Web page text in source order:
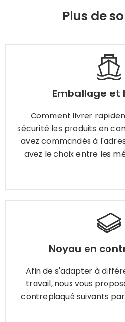
Plus de
Emballage et
Comment livrer
sécurité les produits en
avez commandés à
avez le choix entre les
Emballage et
Comment livrer
sécurité les produits en
avez le choix entre les
Apprendre
Noyau en
Afin de s'adapter à
travail, nous vous
contreplaqué suivants
Noyau en
Afin de s'adapter à
contreplaqué suivants